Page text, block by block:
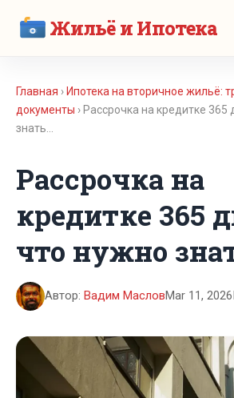
Жильё и Ипотека
Главная › Ипотека на вторичное жильё:
документы › Рассрочка на кредитке 365
знать…
Рассрочка на
кредитке 365
что нужно
Автор: Вадим МасловMar 11, 2026